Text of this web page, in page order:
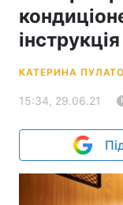
КАТЕРИНА
15:34, 29.06.21